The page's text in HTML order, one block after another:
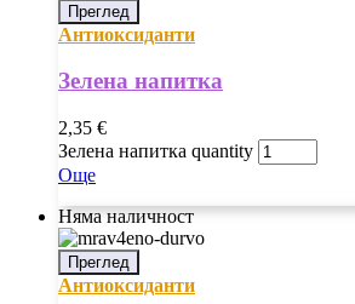
Преглед
Антиоксиданти
Зелена напитка
2,35 €
Зелена напитка quantity
Още
Няма наличност
Преглед
Антиоксиданти